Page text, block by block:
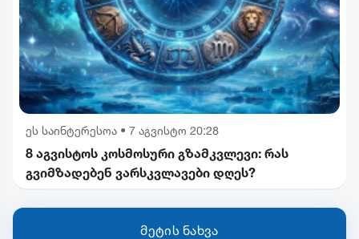
ეს საინტერესოა • 7 აგვისტო 20:28
8 აგვისტოს კოსმოსური გზამკვლევი: რას
გვიმზადებენ ვარსკვლავები დღეს?
მეტის ნახვა